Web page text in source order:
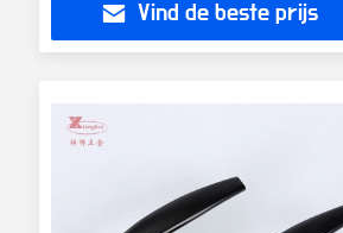
Vind de beste prijs